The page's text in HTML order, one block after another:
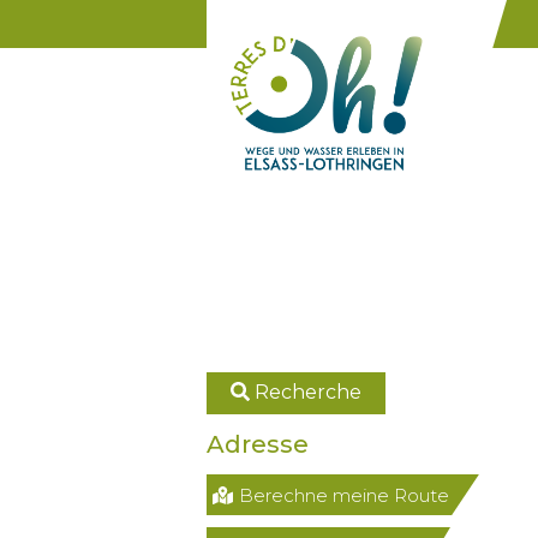
Recherche
Adresse
Berechne meine Route